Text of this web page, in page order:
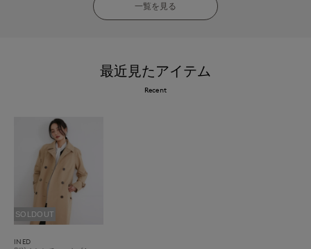
一覧を見る
最近見たアイテム
Recent
SOLDOUT
INED